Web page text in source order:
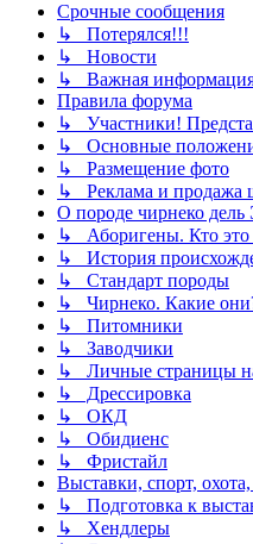
Срочные сообщения
↳ Потерялся!!!
↳ Новости
↳ Важная
Правила форума
↳ Участники!
↳ Основные
↳ Размещение фото
↳ Реклама и продажа
О породе чирнеко дель
↳ Аборигены. Кто это
↳ История
↳ Стандарт породы
↳ Чирнеко. Какие
↳ Питомники
↳ Заводчики
↳ Личные страницы
↳ Дрессировка
↳ ОКД
↳ Обидиенс
↳ Фристайл
Выставки, спорт,
↳ Подготовка к
↳ Хендлеры